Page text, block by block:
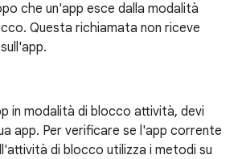
che un'app esce dalla modalità
Questa richiamata non riceve
in modalità di blocco attività, devi
app. Per verificare se l'app corrente
di blocco utilizza i metodi su